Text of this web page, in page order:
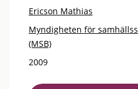
Ericson Mathias
Myndigheten för
(MSB)
2009